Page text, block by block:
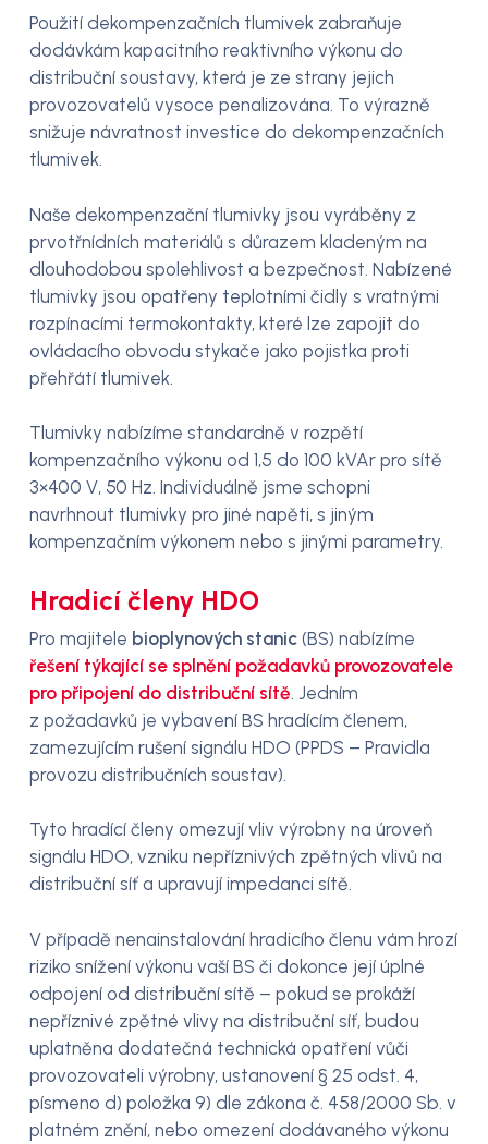
Použití dekompenzačních tlumivek zabraňuje
dodávkám kapacitního reaktivního výkonu do
distribuční soustavy, která je ze strany jejich
provozovatelů vysoce penalizována. To výrazně
snižuje návratnost investice do dekompenzačních
tlumivek.
Naše dekompenzační tlumivky jsou vyráběny z
prvotřnídních materiálů s důrazem kladeným na
dlouhodobou spolehlivost a bezpečnost. Nabízené
tlumivky jsou opatřeny teplotními čidly s vratnými
rozpínacími termokontakty, které lze zapojit do
ovládacího obvodu stykače jako pojistka proti
přehřátí tlumivek.
Tlumivky nabízíme standardně v rozpětí
kompenzačního výkonu od 1,5 do 100 kVAr pro sítě
3×400 V, 50 Hz. Individuálně jsme schopni
navrhnout tlumivky pro jiné napěti, s jiným
kompenzačním výkonem nebo s jinými parametry.
Hradicí členy HDO
Pro majitele bioplynových stanic(BS) nabízíme
řešení týkající se splnění požadavků provozovatele
pro připojení do distribuční sítě . Jedním
z požadavků je vybavení BS hradícím členem,
zamezujícím rušení signálu HDO (PPDS – Pravidla
provozu distribučních soustav).
Tyto hradící členy omezují vliv výrobny na úroveň
signálu HDO, vzniku nepříznivých zpětných vlivů na
distribuční síť a upravují impedanci sítě.
V případě nenainstalování hradicího členu vám hrozí
riziko snížení výkonu vaší BS či dokonce její úplné
odpojení od distribuční sítě – pokud se prokáží
nepříznivé zpětné vlivy na distribuční síť, budou
uplatněna dodatečná technická opatření vůči
provozovateli výrobny, ustanovení § 25 odst. 4,
písmeno d) položka 9) dle zákona č. 458/2000 Sb. v
platném znění, nebo omezení dodávaného výkonu